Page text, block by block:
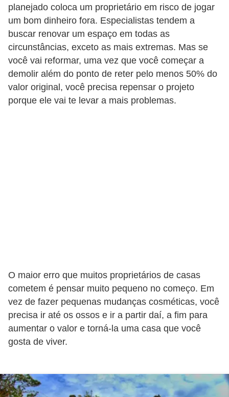
planejado coloca um proprietário em risco de jogar
um bom dinheiro fora. Especialistas tendem a
buscar renovar um espaço em todas as
circunstâncias, exceto as mais extremas. Mas se
você vai reformar, uma vez que você começar a
demolir além do ponto de reter pelo menos 50% do
valor original, você precisa repensar o projeto
porque ele vai te levar a mais problemas.
O maior erro que muitos proprietários de casas
cometem é pensar muito pequeno no começo. Em
vez de fazer pequenas mudanças cosméticas, você
precisa ir até os ossos e ir a partir daí, a fim para
aumentar o valor e torná-la uma casa que você
gosta de viver.